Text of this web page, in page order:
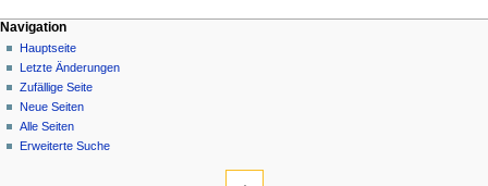
Navigation
Hauptseite
Letzte Änderungen
Zufällige Seite
Neue Seiten
Alle Seiten
Erweiterte Suche